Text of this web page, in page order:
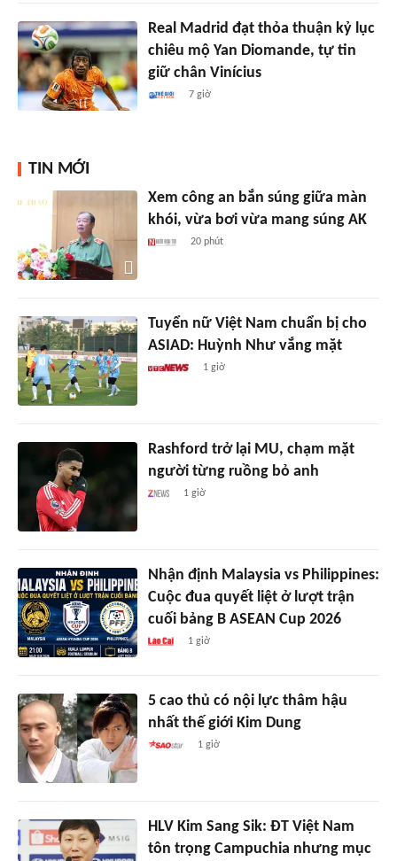
Real Madrid đạt thỏa thuận kỷ lục
chiêu mộ Yan Diomande, tự tin
giữ chân Vinícius
7 giờ
TIN MỚI
Xem công an bắn súng giữa màn
khói, vừa bơi vừa mang súng AK
20 phút
Tuyển nữ Việt Nam chuẩn bị cho
ASIAD: Huỳnh Như vắng mặt
1 giờ
Rashford trở lại MU, chạm mặt
người từng ruồng bỏ anh
1 giờ
Nhận định Malaysia vs Philippines:
Cuộc đua quyết liệt ở lượt trận
cuối bảng B ASEAN Cup 2026
1 giờ
5 cao thủ có nội lực thâm hậu
nhất thế giới Kim Dung
1 giờ
HLV Kim Sang Sik: ĐT Việt Nam
tôn trọng Campuchia nhưng mục